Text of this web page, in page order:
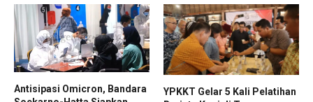
Antisipasi Omicron, Bandara
YPKKT Gelar 5 Kali Pelatihan